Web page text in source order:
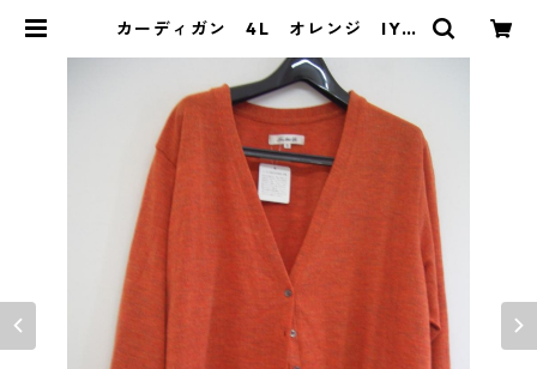
カーディガン 4L オレンジ IY-3